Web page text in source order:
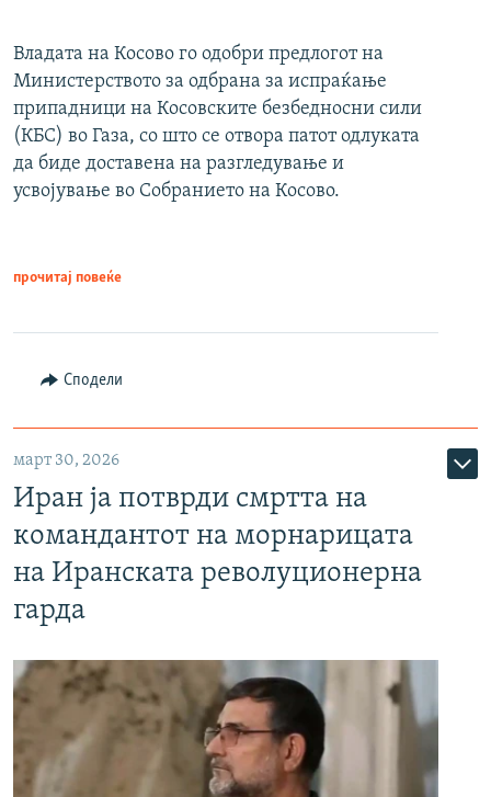
Владата на Косово го одобри предлогот на
Министерството за одбрана за испраќање
припадници на Косовските безбедносни сили
(КБС) во Газа, со што се отвора патот одлуката
да биде доставена на разгледување и
усвојување во Собранието на Косово.
прочитај повеќе
Сподели
март 30, 2026
Иран ја потврди смртта на
командантот на морнарицата
на Иранската револуционерна
гарда